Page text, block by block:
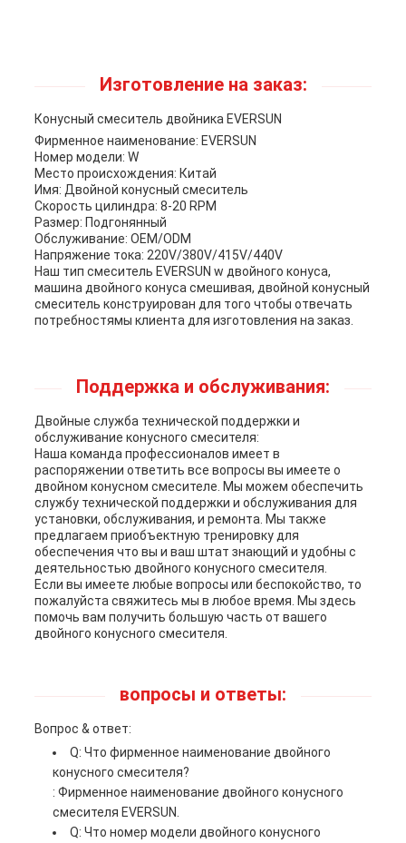
Изготовление на заказ:
Конусный смеситель двойника EVERSUN
Фирменное наименование: EVERSUN
Номер модели: W
Место происхождения: Китай
Имя: Двойной конусный смеситель
Скорость цилиндра: 8-20 RPM
Размер: Подгонянный
Обслуживание: OEM/ODM
Напряжение тока: 220V/380V/415V/440V
Наш тип смеситель EVERSUN w двойного конуса,
машина двойного конуса смешивая, двойной конусный
смеситель конструирован для того чтобы отвечать
потребностямы клиента для изготовления на заказ.
Поддержка и обслуживания:
Двойные служба технической поддержки и
обслуживание конусного смесителя:
Наша команда профессионалов имеет в
распоряжении ответить все вопросы вы имеете о
двойном конусном смесителе. Мы можем обеспечить
службу технической поддержки и обслуживания для
установки, обслуживания, и ремонта. Мы также
предлагаем приобъектную тренировку для
обеспечения что вы и ваш штат знающий и удобны с
деятельностью двойного конусного смесителя.
Если вы имеете любые вопросы или беспокойство, то
пожалуйста свяжитесь мы в любое время. Мы здесь
помочь вам получить большую часть от вашего
двойного конусного смесителя.
вопросы и ответы:
Вопрос & ответ:
Q: Что фирменное наименование двойного
конусного смесителя?
: Фирменное наименование двойного конусного
смесителя EVERSUN.
Q: Что номер модели двойного конусного